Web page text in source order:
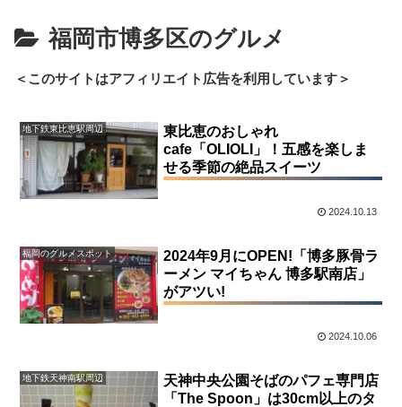
福岡市博多区のグルメ
＜このサイトはアフィリエイト広告を利用しています＞
地下鉄東比恵駅周辺
東比恵のおしゃれ
cafe「OLIOLI」！五感を楽しま
せる季節の絶品スイーツ
2024.10.13
福岡のグルメスポット
2024年9月にOPEN!「博多豚骨ラ
ーメン マイちゃん 博多駅南店」
がアツい!
2024.10.06
地下鉄天神南駅周辺
天神中央公園そばのパフェ専門店
「The Spoon」は30cm以上のタ